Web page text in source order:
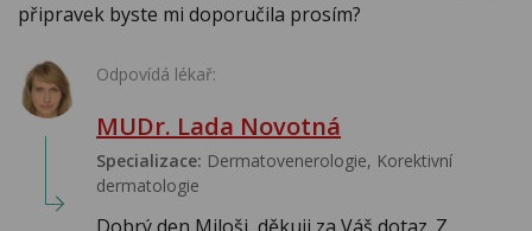
připravek byste mi doporučila prosím?
Odpovídá lékař:
MUDr. Lada Novotná
Specializace: Dermatovenerologie, Korektivní
dermatologie